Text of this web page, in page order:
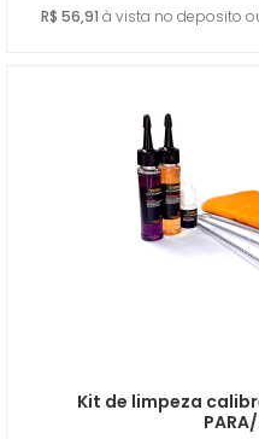
R$ 56,91 à vista no deposito
Kit de limpeza